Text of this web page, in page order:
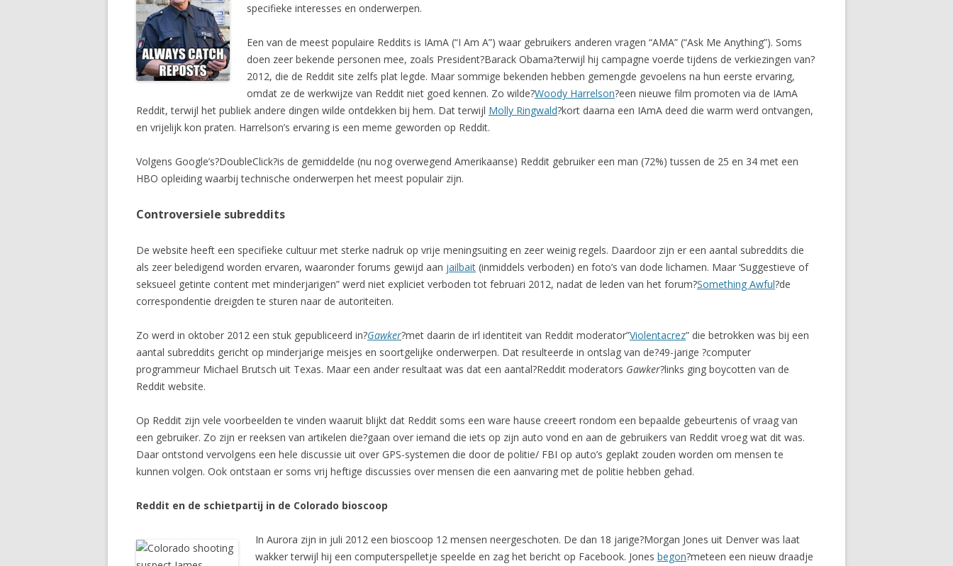
specifieke interesses en onderwerpen.
Een van de meest populaire Reddits is IAmA (“I Am A”) waar gebruikers anderen vragen “AMA” (“Ask Me Anything”). Soms
doen zeer bekende personen mee, zoals President?Barack Obama?terwijl hij campagne voerde tijdens de verkiezingen van?
2012, die de Reddit site zelfs plat legde. Maar sommige bekenden hebben gemengde gevoelens na hun eerste ervaring,
omdat ze de werkwijze van Reddit niet goed kennen. Zo wilde?Woody Harrelson?een nieuwe film promoten via de IAmA
Reddit, terwijl het publiek andere dingen wilde ontdekken bij hem. Dat terwijl Molly Ringwald?kort daarna een IAmA deed die warm werd ontvangen,
en vrijelijk kon praten. Harrelson’s ervaring is een meme geworden op Reddit.
Volgens Google’s?DoubleClick?is de gemiddelde (nu nog overwegend Amerikaanse) Reddit gebruiker een man (72%) tussen de 25 en 34 met een
HBO opleiding waarbij technische onderwerpen het meest populair zijn.
Controversiele subreddits
De website heeft een specifieke cultuur met sterke nadruk op vrije meningsuiting en zeer weinig regels. Daardoor zijn er een aantal subreddits die
als zeer beledigend worden ervaren, waaronder forums gewijd aan jailbait (inmiddels verboden) en foto’s van dode lichamen. Maar ‘Suggestieve of
seksueel getinte content met minderjarigen” werd niet expliciet verboden tot februari 2012, nadat de leden van het forum?Something Awful?de
correspondentie dreigden te sturen naar de autoriteiten.
Zo werd in oktober 2012 een stuk gepubliceerd in?Gawker?met daarin de irl identiteit van Reddit moderator”Violentacrez” die betrokken was bij een
aantal subreddits gericht op minderjarige meisjes en soortgelijke onderwerpen. Dat resulteerde in ontslag van de?49-jarige ?computer
programmeur Michael Brutsch uit Texas. Maar een ander resultaat was dat een aantal?Reddit moderators Gawker?links ging boycotten van de
Reddit website.
Op Reddit zijn vele voorbeelden te vinden waaruit blijkt dat Reddit soms een ware hause creeert rondom een bepaalde gebeurtenis of vraag van
een gebruiker. Zo zijn er reeksen van artikelen die?gaan over iemand die iets op zijn auto vond en aan de gebruikers van Reddit vroeg wat dit was.
Daar ontstond vervolgens een hele discussie uit over GPS-systemen die door de politie/ FBI op auto’s geplakt zouden worden om mensen te
kunnen volgen. Ook ontstaan er soms vrij heftige discussies over mensen die een aanvaring met de politie hebben gehad.
Reddit en de schietpartij in de Colorado bioscoop
In Aurora zijn in juli 2012 een bioscoop 12 mensen neergeschoten. De dan 18 jarige?Morgan Jones uit Denver was laat
wakker terwijl hij een computerspelletje speelde en zag het bericht op Facebook. Jones begon?meteen een nieuw draadje